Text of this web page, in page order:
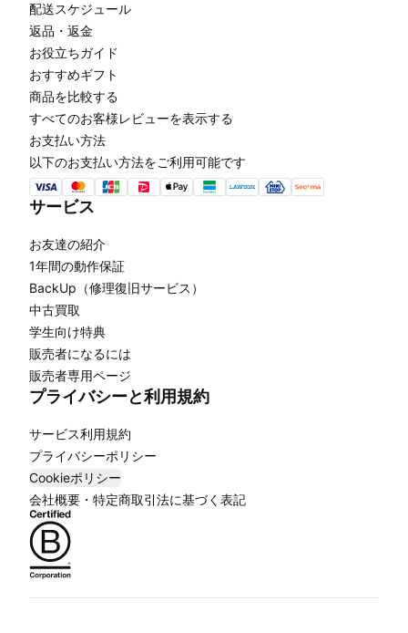
配送スケジュール
返品・返金
お役立ちガイド
おすすめギフト
商品を比較する
すべてのお客様レビューを表示する
お支払い方法
以下のお支払い方法をご利用可能です
サービス
お友達の紹介
1年間の動作保証
BackUp（修理復旧サービス）
中古買取
学生向け特典
販売者になるには
販売者専用ページ
プライバシーと利用規約
サービス利用規約
プライバシーポリシー
Cookieポリシー
会社概要・特定商取引法に基づく表記